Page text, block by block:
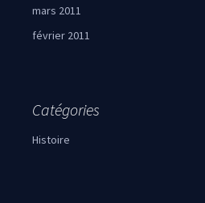
mars 2011
février 2011
Catégories
Histoire